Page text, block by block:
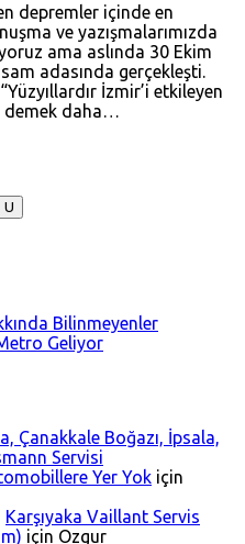
depremler içinde en
ve yazışmalarımızda
ama aslında 30 Ekim
adasında gerçekleşti.
İzmir’i etkileyen
demek daha…
Bilinmeyenler
Geliyor
Çanakkale Boğazı, İpsala,
Servisi
Yer Yok için
Karşıyaka Vaillant Servis
için Ozgur